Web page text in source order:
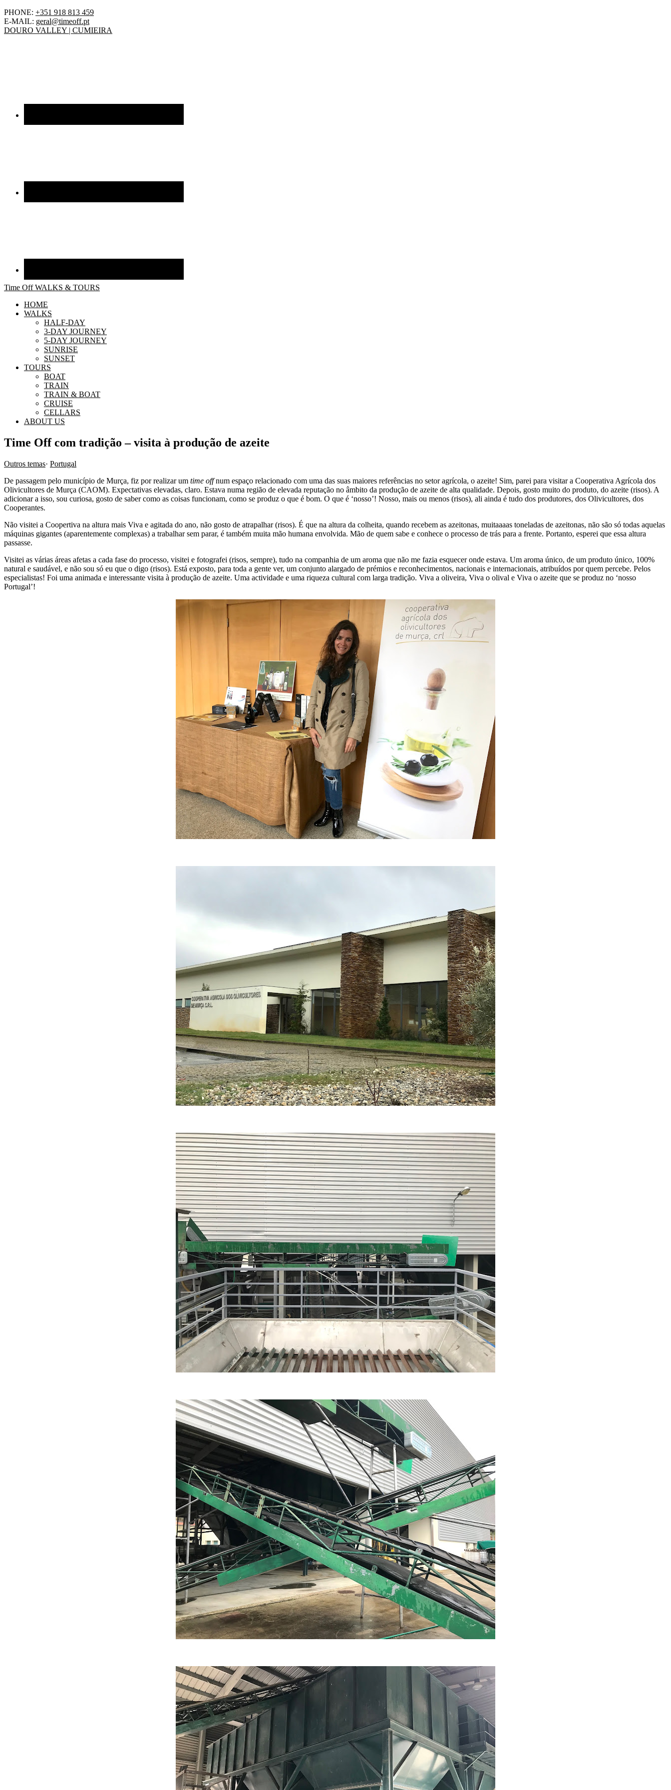
PHONE: +351 918 813 459
E-MAIL: geral@timeoff.pt
DOURO VALLEY | CUMIEIRA
Time Off WALKS & TOURS
HOME
WALKS
HALF-DAY
3-DAY JOURNEY
5-DAY JOURNEY
SUNRISE
SUNSET
TOURS
BOAT
TRAIN
TRAIN & BOAT
CRUISE
CELLARS
ABOUT US
Time Off com tradição – visita à produção de azeite
Outros temas· Portugal
De passagem pelo município de Murça, fiz por realizar um time offnum espaço relacionado com uma das suas maiores referências no setor agrícola, o azeite! Sim, parei para visitar a Cooperativa Agrícola dos
Olivicultores de Murça (CAOM). Expectativas elevadas, claro. Estava numa região de elevada reputação no âmbito da produção de azeite de alta qualidade. Depois, gosto muito do produto, do azeite (risos). A
adicionar a isso, sou curiosa, gosto de saber como as coisas funcionam, como se produz o que é bom. O que é ‘nosso’! Nosso, mais ou menos (risos), ali ainda é tudo dos produtores, dos Olivicultores, dos
Cooperantes.
Não visitei a Coopertiva na altura mais Viva e agitada do ano, não gosto de atrapalhar (risos). É que na altura da colheita, quando recebem as azeitonas, muitaaaas toneladas de azeitonas, não são só todas aquelas
máquinas gigantes (aparentemente complexas) a trabalhar sem parar, é também muita mão humana envolvida. Mão de quem sabe e conhece o processo de trás para a frente. Portanto, esperei que essa altura
passasse.
Visitei as várias áreas afetas a cada fase do processo, visitei e fotografei (risos, sempre), tudo na companhia de um aroma que não me fazia esquecer onde estava. Um aroma único, de um produto único, 100%
natural e saudável, e não sou só eu que o digo (risos). Está exposto, para toda a gente ver, um conjunto alargado de prémios e reconhecimentos, nacionais e internacionais, atribuídos por quem percebe. Pelos
especialistas! Foi uma animada e interessante visita à produção de azeite. Uma actividade e uma riqueza cultural com larga tradição. Viva a oliveira, Viva o olival e Viva o azeite que se produz no ‘nosso
Portugal’!